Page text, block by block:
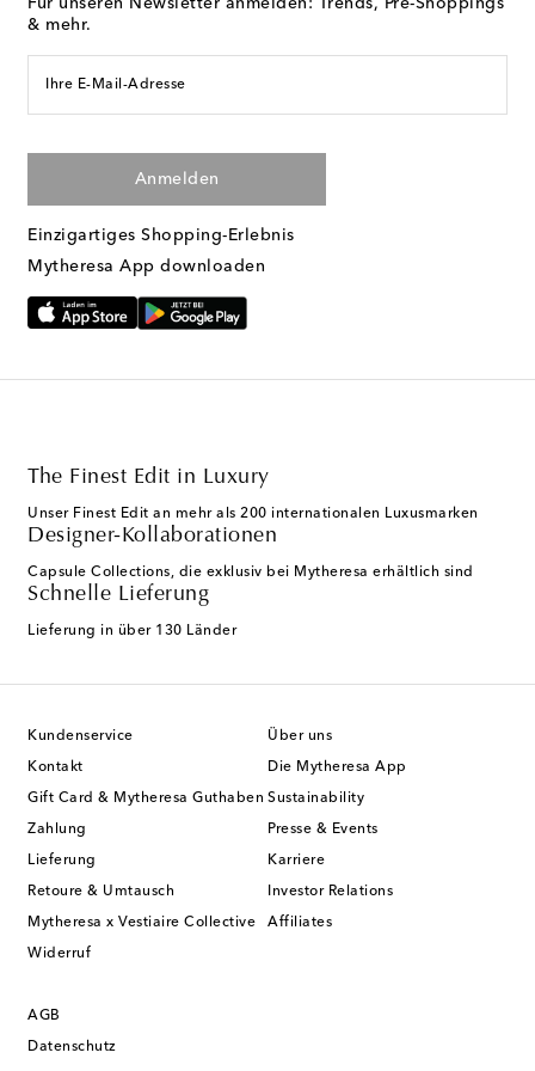
Für unseren Newsletter anmelden: Trends, Pre-Shoppings
& mehr.
Ihre E-Mail-Adresse
Anmelden
Einzigartiges Shopping-Erlebnis
Mytheresa App downloaden
The Finest Edit in Luxury
Unser Finest Edit an mehr als 200 internationalen Luxusmarken
Designer-Kollaborationen
Capsule Collections, die exklusiv bei Mytheresa erhältlich sind
Schnelle Lieferung
Lieferung in über 130 Länder
Kundenservice
Kontakt
Gift Card & Mytheresa Guthaben
Zahlung
Lieferung
Retoure & Umtausch
Mytheresa x Vestiaire Collective
Widerruf
Über uns
Die Mytheresa App
Sustainability
Presse & Events
Karriere
Investor Relations
Affiliates
AGB
Datenschutz